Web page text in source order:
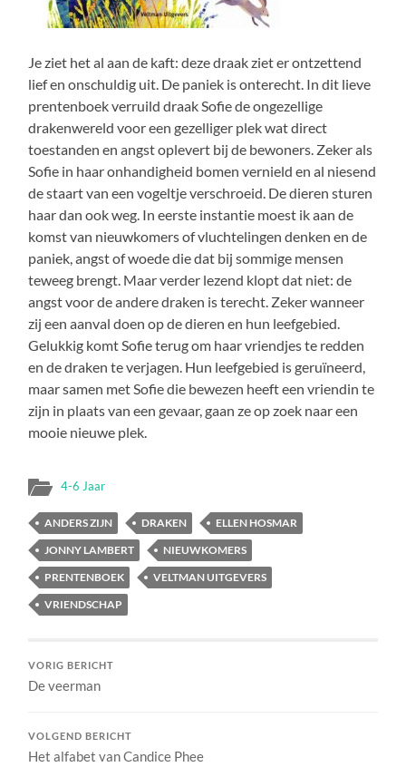
Je ziet het al aan de kaft: deze draak ziet er ontzettend
lief en onschuldig uit. De paniek is onterecht. In dit lieve
prentenboek verruild draak Sofie de ongezellige
drakenwereld voor een gezelliger plek wat direct
toestanden en angst oplevert bij de bewoners. Zeker als
Sofie in haar onhandigheid bomen vernield en al niesend
de staart van een vogeltje verschroeid. De dieren sturen
haar dan ook weg. In eerste instantie moest ik aan de
komst van nieuwkomers of vluchtelingen denken en de
paniek, angst of woede die dat bij sommige mensen
teweeg brengt. Maar verder lezend klopt dat niet: de
angst voor de andere draken is terecht. Zeker wanneer
zij een aanval doen op de dieren en hun leefgebied.
Gelukkig komt Sofie terug om haar vriendjes te redden
en de draken te verjagen. Hun leefgebied is geruïneerd,
maar samen met Sofie die bewezen heeft een vriendin te
zijn in plaats van een gevaar, gaan ze op zoek naar een
mooie nieuwe plek.
4-6 Jaar
ANDERS ZIJN DRAKEN
ELLEN HOSMAR
JONNY LAMBERT
NIEUWKOMERS
PRENTENBOEK
VELTMAN UITGEVERS
VRIENDSCHAP
VORIG BERICHT
De veerman
VOLGEND BERICHT
Het alfabet van Candice Phee